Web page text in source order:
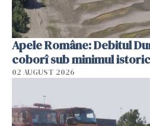
Apele Române: Debitul
coborî sub minimul
02 AUGUST 2026